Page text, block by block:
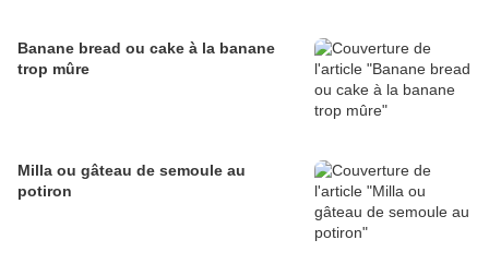
Banane bread ou cake à la banane
trop mûre
Milla ou gâteau de semoule au
potiron